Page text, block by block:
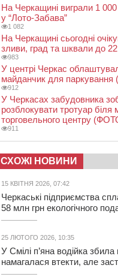
На Черкащині виграли 1
у “Лото-Забава”
1 082
На Черкащині сьогодні
зливи, град та шквали до
983
У центрі Черкас
майданчик для
912
У Черкасах забудовника
розблокувати тротуар біля
торговельного центру
911
СХОЖІ НОВИНИ
15 КВІТНЯ 2026, 07:42
Черкаські підприємства
58 млн грн екологічного
25 ЛЮТОГО 2026, 10:35
У Смілі п’яна водійка збила
намагалася втекти, але